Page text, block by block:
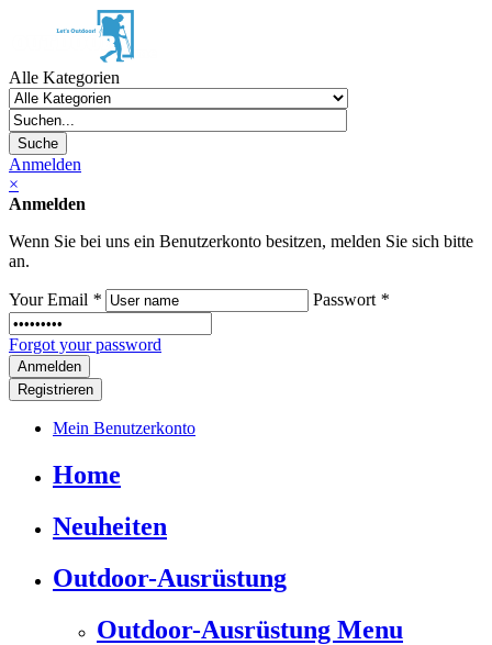
Alle Kategorien
Suche
Anmelden
×
Anmelden
Wenn Sie bei uns ein Benutzerkonto besitzen, melden Sie sich bitte
an.
Your Email * Passwort *
Forgot your password
Registrieren
Mein Benutzerkonto
Home
Neuheiten
Outdoor-Ausrüstung
Outdoor-Ausrüstung Menu